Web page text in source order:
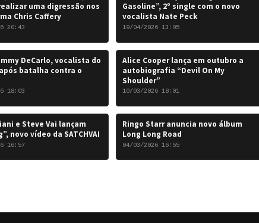
uma digressão nos
Chris Caffery
20:43
Gasoline”, 2º single com o novo
vocalista Nate Peck
19/04/2026 13:05
DeCarlo, vocalista do
batalha contra o
18:03
Alice Cooper lança em outubro a
autobiografia “Devil On My
Shoulder”
10/03/2026 18:01
e Steve Vai lançam
novo vídeo da SATCHVAI
16:57
Ringo Starr anuncia novo álbum
Long Long Road
04/03/2026 16:55